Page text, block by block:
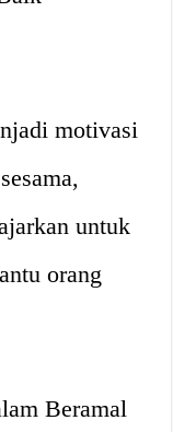
motivasi
untuk
orang
Beramal